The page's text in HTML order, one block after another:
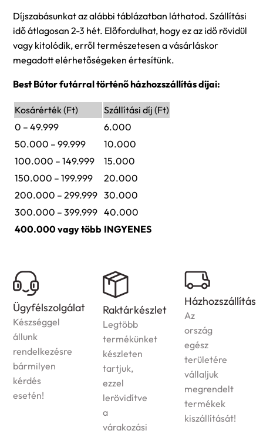
Díjszabásunkat az alábbi táblázatban láthatod. Szállítási
idő átlagosan 2-3 hét. Előfordulhat, hogy ez az idő rövidül
vagy kitolódik, erről természetesen a vásárláskor
megadott elérhetőségeken értesítünk.
Best Bútor futárral történő házhozszállítás díjai:
Kosárérték (Ft)
Szállítási díj (Ft)
0 – 49.999
6.000
50.000 – 99.999
10.000
100.000 – 149.999
15.000
150.000 – 199.999
20.000
200.000 – 299.999 30.000
300.000 – 399.999 40.000
400.000 vagy több INGYENES
Ügyfélszolgálat
Készséggel
állunk
rendelkezésre
bármilyen
kérdés
esetén!
Raktárkészlet
Legtöbb
termékünket
készleten
tartjuk,
ezzel
lerövidítve
a
várakozási
Házhozszállítás
Az
ország
egész
területére
vállaljuk
megrendelt
termékek
kiszállítását!